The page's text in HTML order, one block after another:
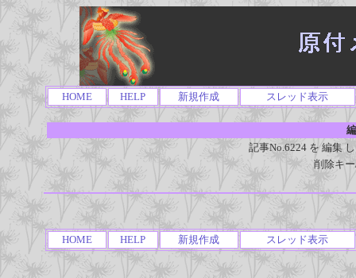
HOME HELP 新規作成 スレッド表示
記事No.6224 を 編集
削除キ
HOME HELP 新規作成 スレッド表示